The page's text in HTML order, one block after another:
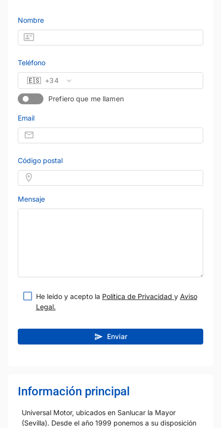
Nombre
Teléfono
🇪🇸 +34
Prefiero que me llamen
Email
Código postal
Mensaje
He leído y acepto la Política de Privacidad y Aviso
Legal.
Enviar
Información principal
Universal Motor, ubicados en Sanlucar la Mayor
(Sevilla). Desde el año 1999 ponemos a su disposición